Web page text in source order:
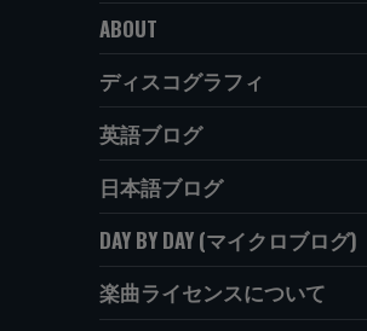
ABOUT
ディスコグラフィ
英語ブログ
日本語ブログ
DAY BY DAY (マイクロブログ)
楽曲ライセンスについて